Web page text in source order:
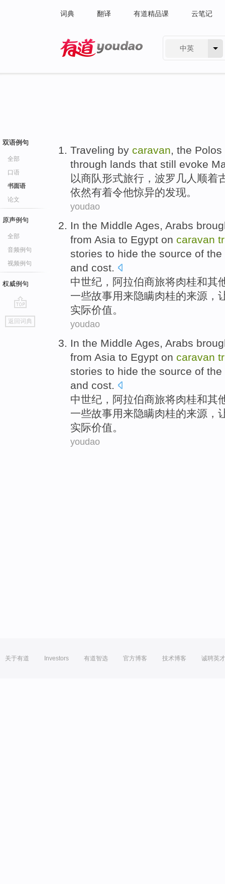
词典 翻译 有道精品课 云笔记
中英
双语例句
全部
口语
书面语
论文
原声例句
全部
音频例句
视频例句
权威例句
go
top
返回词典
Traveling by caravan, the Polos
through lands that still evoke
以商队形式旅行 ， 波罗 几人顺着
依然有着令他惊异的发现。
youdao
In the Middle Ages, Arabs
from Asia to Egypt on caravan
stories to hide the source of the
and cost.
中世纪 ， 阿拉伯商旅将肉桂和其
一些故事用来隐瞒肉桂的来源 ，
实际价值。
youdao
In the Middle Ages Arabs
from Asia to Egypt on caravan
stories to hide the source of the
and cost
中世纪 ， 阿拉伯商旅将肉桂和其
一些故事用来隐瞒肉桂的来源 ，
实际价值 。
youdao
关于有道 Investors 有道智选 官方博客 技术博客 诚聘英才